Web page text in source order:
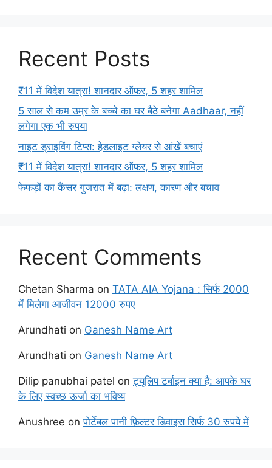
Recent Posts
₹11 में विदेश यात्रा! शानदार ऑफर, 5 शहर शामिल
5 साल से कम उम्र के बच्चे का घर बैठे बनेगा Aadhaar, नहीं
लगेगा एक भी रुपया
नाइट ड्राइविंग टिप्स: हेडलाइट ग्लेयर से आंखें बचाएं
₹11 में विदेश यात्रा! शानदार ऑफर, 5 शहर शामिल
फेफड़ों का कैंसर गुजरात में बढ़ा: लक्षण, कारण और बचाव
Recent Comments
Chetan Sharma on TATA AIA Yojana : सिर्फ 2000
में मिलेगा आजीवन 12000 रुपए
Arundhati on Ganesh Name Art
Arundhati on Ganesh Name Art
Dilip panubhai patel onट्यूलिप टर्बाइन क्या है: आपके घर
के लिए स्वच्छ ऊर्जा का भविष्य
Anushree onपोर्टेबल पानी फ़िल्टर डिवाइस सिर्फ 30 रुपये में